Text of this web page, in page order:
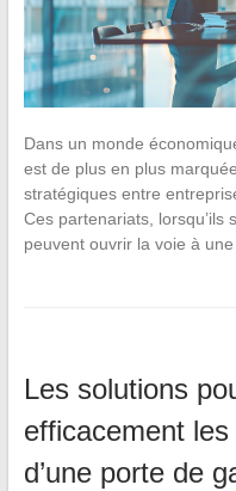
Dans un monde
est de plus en plus
stratégiques entre
Ces partenariats, lorsqu’ils
peuvent ouvrir la voie à
Les solutions
efficacement
d’une porte de